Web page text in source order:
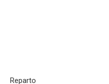
Reparto